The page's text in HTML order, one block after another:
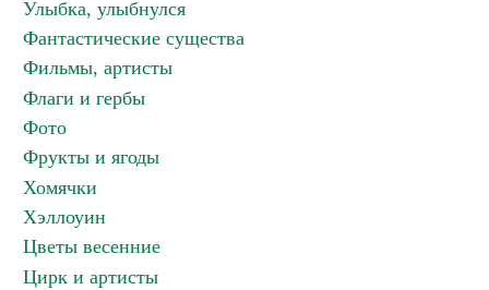
Улыбка, улыбнулся
Фантастические существа
Фильмы, артисты
Флаги и гербы
Фото
Фрукты и ягоды
Хомячки
Хэллоуин
Цветы весенние
Цирк и артисты